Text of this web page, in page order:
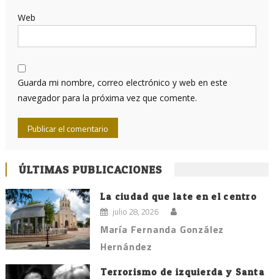
Web
Guarda mi nombre, correo electrónico y web en este
navegador para la próxima vez que comente.
ÚLTIMAS PUBLICACIONES
La ciudad que late en el centro
julio 28, 2026
María Fernanda González
Hernández
Terrorismo de izquierda y Santa